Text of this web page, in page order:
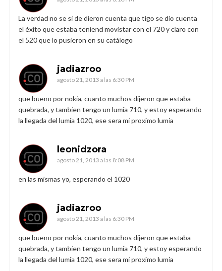
La verdad no se sí de dieron cuenta que tigo se dio cuenta
el éxito que estaba teniend movistar con el 720 y claro con
el 520 que lo pusieron en su catálogo
jadiazroo
agosto 21, 2013 a las 6:30 PM
que bueno por nokia, cuanto muchos dijeron que estaba
quebrada, y tambien tengo un lumia 710, y estoy esperando
la llegada del lumia 1020, ese sera mi proximo lumia
leonidzora
agosto 21, 2013 a las 8:08 PM
en las mismas yo, esperando el 1020
jadiazroo
agosto 21, 2013 a las 6:30 PM
que bueno por nokia, cuanto muchos dijeron que estaba
quebrada, y tambien tengo un lumia 710, y estoy esperando
la llegada del lumia 1020, ese sera mi proximo lumia